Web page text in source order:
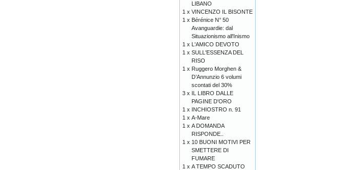
LIBANO
1 x VINCENZO IL BISONTE
1 x Bérénice N° 50
Avanguardie: dal
Situazionismo all'Inismo
1 x L'AMICO DEVOTO
1 x SULL'ESSENZA DEL
RISO
1 x Ruggero Morghen &
D’Annunzio 6 volumi
scontati del 30%
3 x IL LIBRO DALLE
PAGINE D'ORO
1 x INCHIOSTRO n. 91
1 x A-Mare
1 x A DOMANDA
RISPONDE..
1 x 10 BUONI MOTIVI PER
SMETTERE DI
FUMARE
1 x A TEMPO SCADUTO